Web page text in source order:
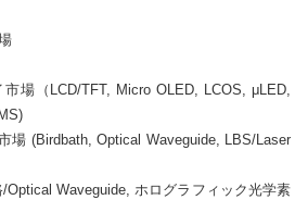
場（LCD/TFT, Micro OLED, LCOS, μLED,
場 (Birdbath, Optical Waveguide, LBS/Laser
Optical Waveguide, ホログラフィック光学素